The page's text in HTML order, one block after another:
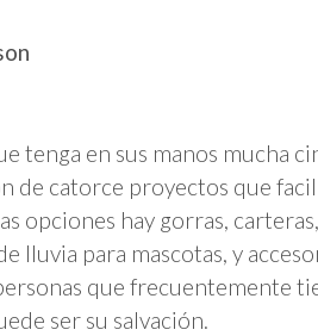
tenga en sus manos mucha
de catorce proyectos que
opciones hay gorras, carteras,
lluvia para mascotas, y
que frecuentemente
ser su salvación.